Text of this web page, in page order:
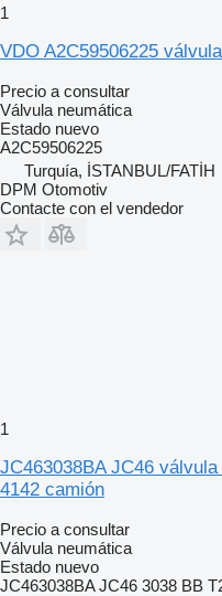
1
VDO A2C59506225
Precio a consultar
Válvula neumática
Estado nuevo
A2C59506225
Turquía, İSTANBUL/FATİH
DPM Otomotiv
Contacte con el vendedor
1
JC463038BA JC46
4142 camión
Precio a consultar
Válvula neumática
Estado nuevo
JC463038BA JC46 3038 BB